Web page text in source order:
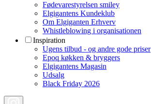
Fødevarestyrelsen smiley
Elgigantens Kundeklub
Om Elgiganten Erhverv
Whistleblowing i organisationen
Inspiration
Ugens tilbud - og andre gode priser
Epoq køkken & bryggers
Elgigantens Magasin
Udsalg
Black Friday 2026